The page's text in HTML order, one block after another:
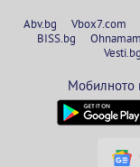
Abv.bg Vbox7.com
BISS.bg
Vesti.bg
Мобилното